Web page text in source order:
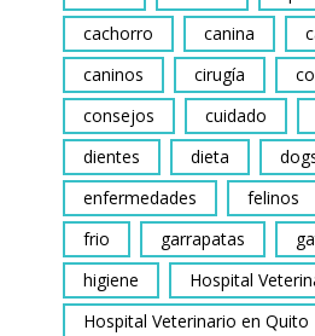
cachorro
canina
caninos
cirugía
consejos
cuidado
dientes
dieta
enfermedades
felinos
frio
garrapatas
higiene
Hospital
Hospital Veterinario en Quito